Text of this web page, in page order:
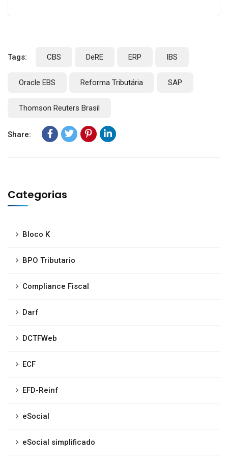
Tags: CBS DeRE ERP IBS
Oracle EBS Reforma Tributária SAP
Thomson Reuters Brasil
Share:
Categorias
Bloco K
BPO Tributario
Compliance Fiscal
Darf
DCTFWeb
ECF
EFD-Reinf
eSocial
eSocial simplificado